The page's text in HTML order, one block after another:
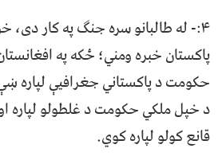
۴:- له طالبانو سره جنګ په کار
پاکستان خبره ومني؛ ځکه په
حکومت د پاکستاني جغرافیې لپاره
د خپل ملکي حکومت د غلطولو لپاره
قانع کولو لپاره کوي.